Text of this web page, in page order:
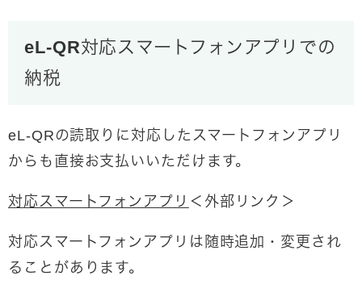
eL-QR対応スマートフォンアプリでの
納税
eL-QRの読取りに対応したスマートフォンアプリ
からも直接お支払いいただけます。
対応スマートフォンアプリ ＜外部リンク＞
対応スマートフォンアプリは随時追加・変更され
ることがあります。